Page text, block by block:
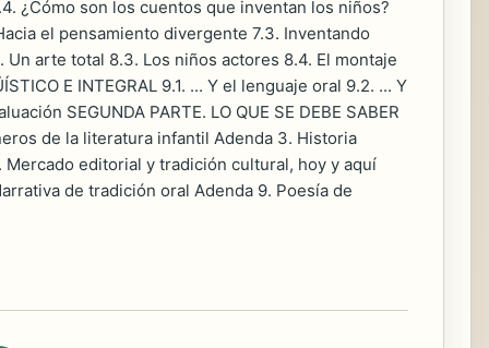
¿Cómo son los cuentos que inventan los niños?
el pensamiento divergente 7.3. Inventando
Un arte total 8.3. Los niños actores 8.4. El montaje
E INTEGRAL 9.1. ... Y el lenguaje oral 9.2. ... Y
SEGUNDA PARTE. LO QUE SE DEBE SABER
de la literatura infantil Adenda 3. Historia
editorial y tradición cultural, hoy y aquí
de tradición oral Adenda 9. Poesía de